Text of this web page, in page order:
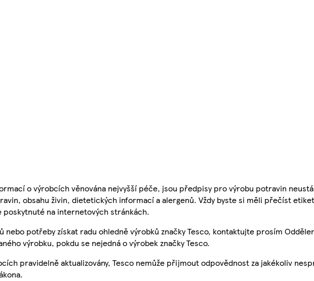
o výrobcích věnována nejvyšší péče, jsou předpisy pro výrobu potravin
obsahu živin, dietetických informací a alergenů. Vždy byste si měli přečíst
na internetových stránkách.
nebo potřeby získat radu ohledně výrobků značky Tesco, kontaktujte prosím
výrobku, pokdu se nejedná o výrobek značky Tesco.
pravidelně aktualizovány, Tesco nemůže přijmout odpovědnost za jakékoliv